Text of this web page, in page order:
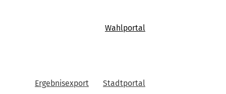
Wahlportal
Ergebnisexport Stadtportal